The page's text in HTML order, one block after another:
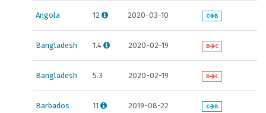
Angola 12 2020-03-10 C B
Bangladesh 1.4 2020-02-19 B C
Bangladesh 5.3 2020-02-19 B C
Barbados 11 2019-08-22 C B